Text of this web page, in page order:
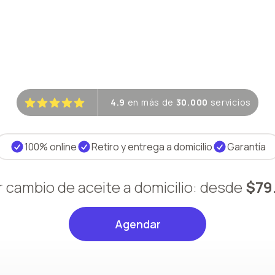
4.9 en más de 30.000 servicios
100% online Retiro y entrega a domicilio Garantía
cambio de aceite a domicilio: desde
Agendar